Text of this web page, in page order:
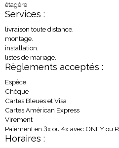
étagère
Services :
livraison toute distance.
montage.
installation.
listes de mariage.
Règlements acceptés :
Espèce
Chèque
Cartes Bleues et Visa
Cartes Américan Express
Virement
Paiement en 3x ou 4x avec ONEY ou
Horaires :